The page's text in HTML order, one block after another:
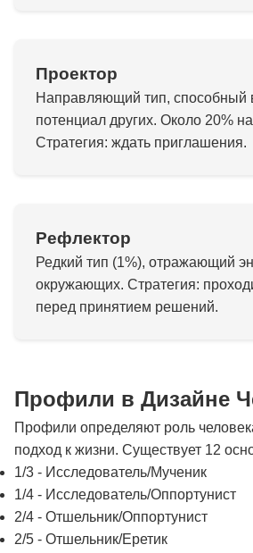
Проектор
Направляющий тип, способный
потенциал других. Около 20%
Стратегия: ждать приглашения.
Рефлектор
Редкий тип (1%), отражающий
окружающих. Стратегия:
перед принятием решений.
Профили в Дизайне
Профили определяют роль
подход к жизни. Существует 12
1/3 - Исследователь/Мученик
1/4 - Исследователь/Оппортунист
2/4 - Отшельник/Оппортунист
2/5 - Отшельник/Еретик